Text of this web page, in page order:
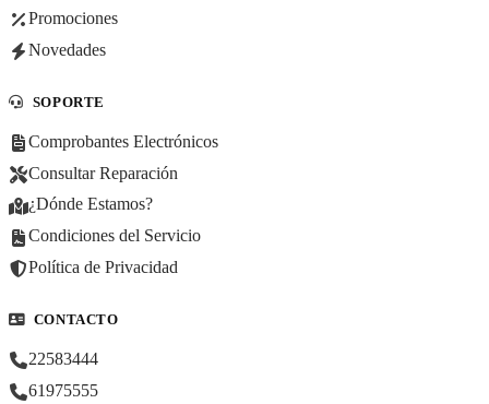
Promociones
Novedades
SOPORTE
Comprobantes Electrónicos
Consultar Reparación
¿Dónde Estamos?
Condiciones del Servicio
Política de Privacidad
CONTACTO
22583444
61975555